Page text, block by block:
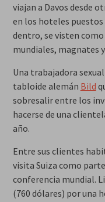
viajan a Davos desde
en los hoteles puestos
dentro, se visten como
mundiales, magnates
Una trabajadora
tabloide alemán Bild
sobresalir entre los
hacerse de una
año.
Entre sus clientes
visita Suiza como
conferencia mundial.
(760 dólares) por una